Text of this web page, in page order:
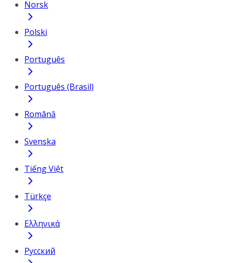
Norsk
Polski
Português
Português (Brasil)
Română
Svenska
Tiếng Việt
Türkçe
Ελληνικά
Русский